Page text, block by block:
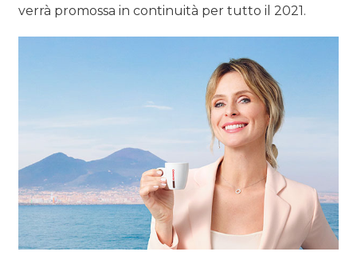
verrà promossa in continuità per tutto il 2021.